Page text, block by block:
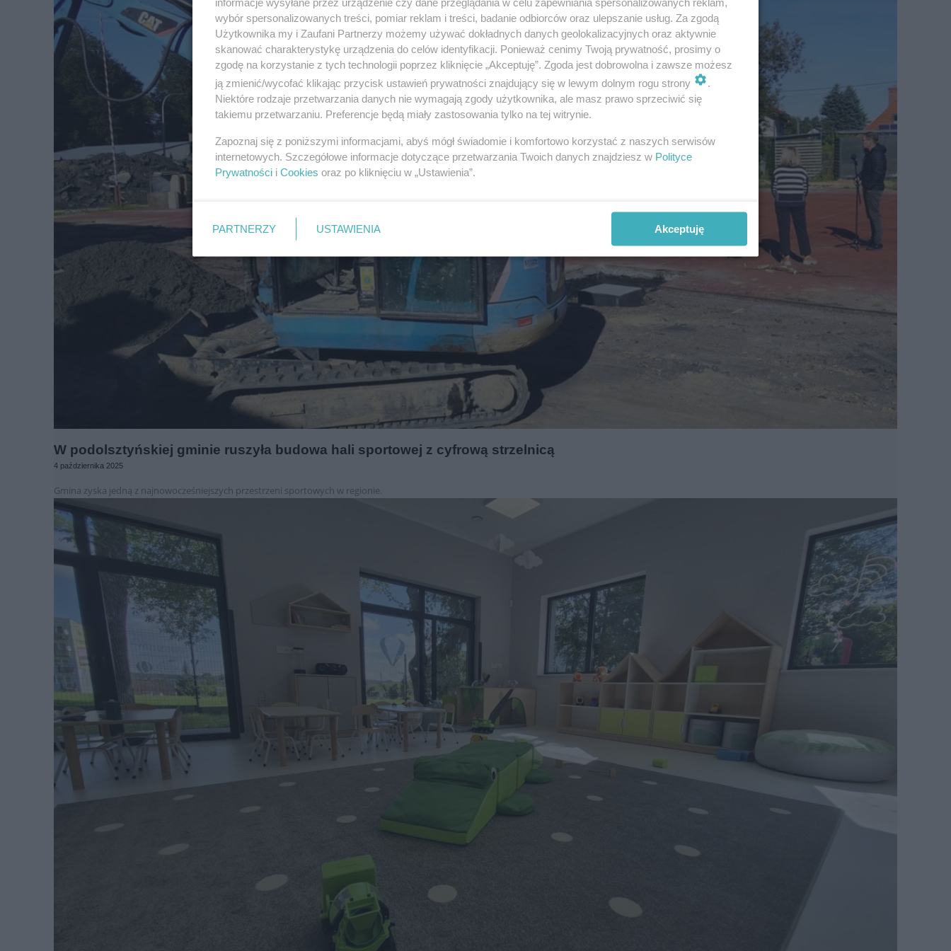
W podolsztyńskiej gminie ruszyła budowa hali sportowej z cyfrową strzelnicą
4 października 2025
Gmina zyska jedną z najnowocześniejszych przestrzeni sportowych w regionie.
wybór spersonalizowanych treści, pomiar reklam i treści, badanie odbiorców oraz ulepszanie usług. Za zgodą
Użytkownika my i Zaufani Partnerzy możemy używać dokładnych danych geolokalizacyjnych oraz aktywnie
skanować charakterystykę urządzenia do celów identyfikacji. Ponieważ cenimy Twoją prywatność, prosimy o
zgodę na korzystanie z tych technologii poprzez kliknięcie „Akceptuję”. Zgoda jest dobrowolna i zawsze możesz
ją zmienić/wycofać klikając przycisk ustawień prywatności znajdujący się w lewym dolnym rogu strony
.
Niektóre rodzaje przetwarzania danych nie wymagają zgody użytkownika, ale masz prawo sprzeciwić się
takiemu przetwarzaniu. Preferencje będą miały zastosowania tylko na tej witrynie.
Zapoznaj się z poniższymi informacjami, abyś mógł świadomie i komfortowo korzystać z naszych serwisów
internetowych. Szczegółowe informacje dotyczące przetwarzania Twoich danych znajdziesz w Polityce
Prywatności i Cookies oraz po kliknięciu w „Ustawienia”.
PARTNERZY USTAWIENIA Akceptuję